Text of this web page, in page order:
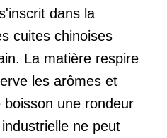
dans la
cuites chinoises
La matière respire
les arômes et
une rondeur
ne peut